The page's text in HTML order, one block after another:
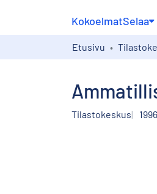
KokoelmatSelaa
Etusivu
Tilastokeskus 1996